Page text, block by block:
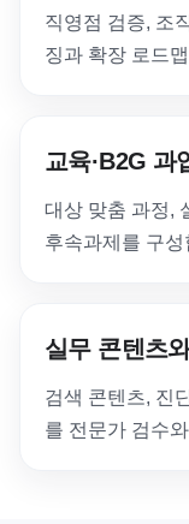
직영점 검증, 조
징과 확장 로드
교육·B2G 과
대상 맞춤 과정,
후속과제를 구성
실무 콘텐츠
검색 콘텐츠, 진
를 전문가 검수